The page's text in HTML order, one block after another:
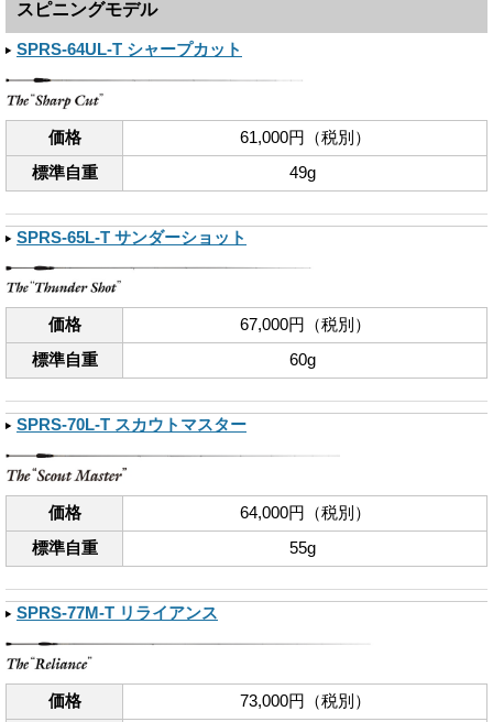
スピニングモデル
SPRS-64UL-T シャープカット
価格
61,000円（税別）
標準自重
49g
SPRS-65L-T サンダーショット
価格
67,000円（税別）
標準自重
60g
SPRS-70L-T スカウトマスター
価格
64,000円（税別）
標準自重
55g
SPRS-77M-T リライアンス
価格
73,000円（税別）